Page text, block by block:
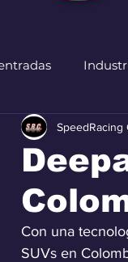
SpeedRacing
Con una
SUVs en